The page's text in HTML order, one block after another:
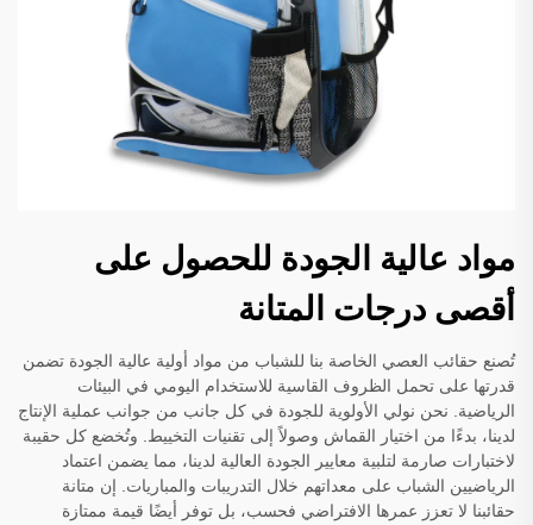
مواد عالية الجودة للحصول على
أقصى درجات المتانة
تُصنع حقائب العصي الخاصة بنا للشباب من مواد أولية عالية الجودة تضمن
قدرتها على تحمل الظروف القاسية للاستخدام اليومي في البيئات
الرياضية. نحن نولي الأولوية للجودة في كل جانب من جوانب عملية الإنتاج
لدينا، بدءًا من اختيار القماش وصولاً إلى تقنيات التخييط. وتُخضع كل حقيبة
لاختبارات صارمة لتلبية معايير الجودة العالية لدينا، مما يضمن اعتماد
الرياضيين الشباب على معداتهم خلال التدريبات والمباريات. إن متانة
حقائبنا لا تعزز عمرها الافتراضي فحسب، بل توفر أيضًا قيمة ممتازة